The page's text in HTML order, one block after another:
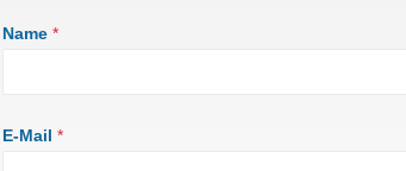
Name *
E-Mail *